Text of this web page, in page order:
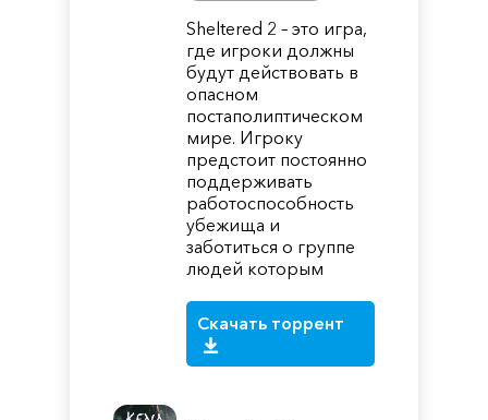
Sheltered 2 – это игра,
где игроки должны
будут действовать в
опасном
постаполиптическом
мире. Игроку
предстоит постоянно
поддерживать
работоспособность
убежища и
заботиться о группе
людей которым
Скачать торрент